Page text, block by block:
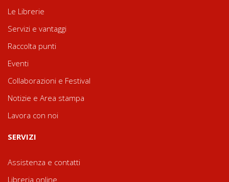
Le Librerie
Servizi e vantaggi
Raccolta punti
Eventi
Collaborazioni e Festival
Notizie e Area stampa
Lavora con noi
SERVIZI
Assistenza e contatti
Libreria online